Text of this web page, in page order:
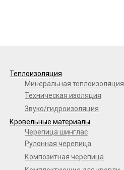
Теплоизоляция
Минеральная теплоизоляция
Техническая изоляция
Звуко/гидроизоляция
Кровельные материалы
Черепица шинглас
Рулонная черепица
Композитная черепица